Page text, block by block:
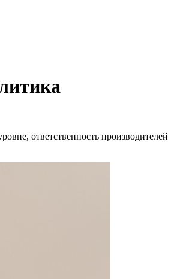
ответственность производителей